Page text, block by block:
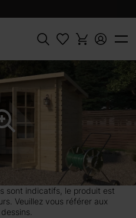
Rechercher
sont indicatifs, le produit est
Veuillez vous référer aux